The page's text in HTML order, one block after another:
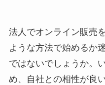
法人でオンライン販売
ような方法で始めるか
ではないでしょうか。
め、自社との相性が良